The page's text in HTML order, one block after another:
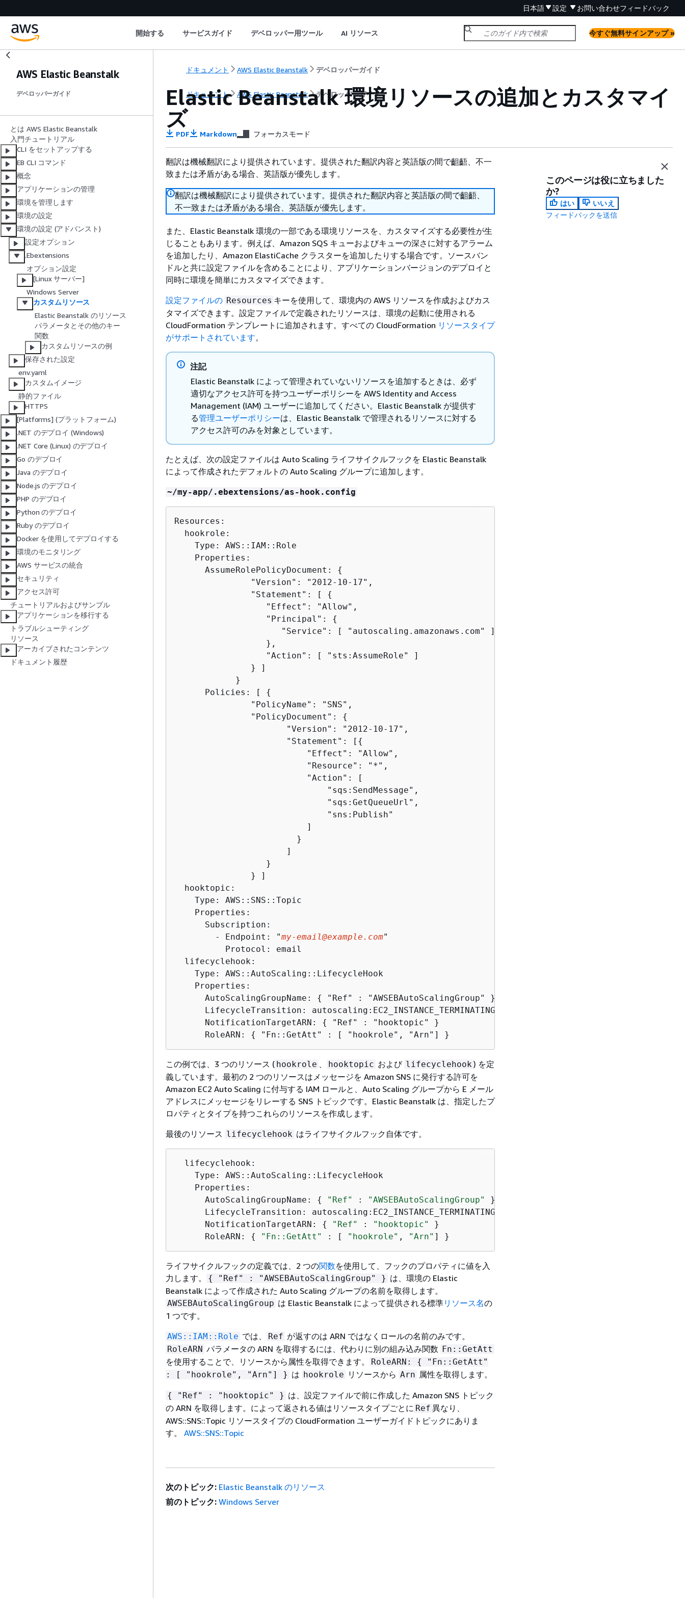
日本語 設定 お問い合わせフィードバック
開始する サービスガイド デベロッパー用ツール AI リソース 今すぐ無料サインアップ »
AWS Elastic Beanstalk
デベロッパーガイド
とは AWS Elastic Beanstalk
入門チュートリアル
CLI をセットアップする
EB CLI コマンド
概念
アプリケーションの管理
環境を管理します
環境の設定
環境の設定 (アドバンスト)
設定オプション
.Ebextensions
オプション設定
[Linux サーバー]
Windows Server
カスタムリソース
Elastic Beanstalk のリソース
パラメータとその他のキー
関数
カスタムリソースの例
保存された設定
env.yaml
カスタムイメージ
静的ファイル
HTTPS
[Platforms] (プラットフォーム)
.NET のデプロイ (Windows)
.NET Core (Linux) のデプロイ
Go のデプロイ
Java のデプロイ
Node.js のデプロイ
PHP のデプロイ
Python のデプロイ
Ruby のデプロイ
Docker を使用してデプロイする
環境のモニタリング
AWS サービスの統合
セキュリティ
アクセス許可
チュートリアルおよびサンプル
アプリケーションを移行する
トラブルシューティング
リソース
アーカイブされたコンテンツ
ドキュメント履歴
ドキュメント AWS Elastic Beanstalk デベロッパーガイド
ドキュメント AWS Elastic Beanstalk デベロッパーガイド
Elastic Beanstalk 環境リソースの追加とカスタマイ
ズ
PDF Markdown フォーカスモード
翻訳は機械翻訳により提供されています。提供された翻訳内容と英語版の間で齟齬、不一
致または矛盾がある場合、英語版が優先します。
翻訳は機械翻訳により提供されています。提供された翻訳内容と英語版の間で齟齬、
不一致または矛盾がある場合、英語版が優先します。
また、Elastic Beanstalk 環境の一部である環境リソースを、カスタマイズする必要性が生
じることもあります。例えば、Amazon SQS キューおよびキューの深さに対するアラーム
を追加したり、Amazon ElastiCache クラスターを追加したりする場合です。ソースバン
ドルと共に設定ファイルを含めることにより、アプリケーションバージョンのデプロイと
同時に環境を簡単にカスタマイズできます。
設定ファイルの Resources キーを使用して、環境内の AWS リソースを作成およびカス
タマイズできます。設定ファイルで定義されたリソースは、環境の起動に使用される
CloudFormation テンプレートに追加されます。すべての CloudFormation リソースタイプ
がサポートされています。
注記
Elastic Beanstalk によって管理されていないリソースを追加するときは、必ず
適切なアクセス許可を持つユーザーポリシーを AWS Identity and Access
Management (IAM) ユーザーに追加してください。Elastic Beanstalk が提供す
る管理ユーザーポリシーは、Elastic Beanstalk で管理されるリソースに対する
アクセス許可のみを対象としています。
たとえば、次の設定ファイルは Auto Scaling ライフサイクルフックを Elastic Beanstalk
によって作成されたデフォルトの Auto Scaling グループに追加します。
~/my-app/.ebextensions/as-hook.config
Resources:
  hookrole:
    Type: AWS::IAM::Role
    Properties:
      AssumeRolePolicyDocument:
{
               "Version": "2012-10-17",
               "Statement": [
{
                  "Effect": "Allow",
                  "Principal":
{
                     "Service": [ "autoscaling.amazonaws.com" ]
                  },
                  "Action": [ "sts:AssumeRole" ]
               } ]
            }
      Policies: [
{
               "PolicyName": "SNS",
               "PolicyDocument":
{
                      "Version": "2012-10-17",
                      "Statement": [
{
                          "Effect": "Allow",
                          "Resource": "*",
                          "Action": [
                              "sqs:SendMessage",
                              "sqs:GetQueueUrl",
                              "sns:Publish"
                          ]
                        }
                      ]
                  }
               } ]
  hooktopic:
    Type: AWS::SNS::Topic
    Properties:
      Subscription:
        - Endpoint: "
my-email@example.com"
          Protocol: email
  lifecyclehook:
    Type: AWS::AutoScaling::LifecycleHook
    Properties:
      AutoScalingGroupName:
{
"Ref" : "AWSEBAutoScalingGroup" }
      LifecycleTransition: autoscaling:EC2_INSTANCE_TERMINATING
      NotificationTargetARN:
{
"Ref" : "hooktopic" }
      RoleARN:
{ "Fn::GetAtt" : [ "hookrole", "Arn"] }
この例では、3 つのリソース ( hookrole 、 hooktopic および lifecyclehook) を定
義しています。最初の 2 つのリソースはメッセージを Amazon SNS に発行する許可を
Amazon EC2 Auto Scaling に付与する IAM ロールと、Auto Scaling グループから E メール
アドレスにメッセージをリレーする SNS トピックです。Elastic Beanstalk は、指定したプ
ロパティとタイプを持つこれらのリソースを作成します。
最後のリソース lifecyclehook はライフサイクルフック自体です。
  lifecyclehook:
    Type: AWS::AutoScaling::LifecycleHook
    Properties:
      AutoScalingGroupName:
{ "Ref" : "AWSEBAutoScalingGroup"
}
      LifecycleTransition: autoscaling:EC2_INSTANCE_TERMINATING
      NotificationTargetARN:
{ "Ref" : "hooktopic"
}
      RoleARN:
{ "Fn::GetAtt" : [ "hookrole" , "Arn" ] }
ライフサイクルフックの定義では、2 つの関数を使用して、フックのプロパティに値を入
力します。
{ "Ref" : "AWSEBAutoScalingGroup" } は、環境の Elastic
Beanstalk によって作成された Auto Scaling グループの名前を取得します。
AWSEBAutoScalingGroup は Elastic Beanstalk によって提供される標準リソース名の
1 つです。
AWS::IAM::Role では、 Ref が返すのは ARN ではなくロールの名前のみです。
RoleARN パラメータの ARN を取得するには、代わりに別の組み込み関数 Fn::GetAtt
を使用することで、リソースから属性を取得できます。 RoleARN: {
"Fn::GetAtt"
: [ "hookrole", "Arn"] } は hookrole リソースから Arn 属性を取得します。
{ "Ref" : "hooktopic" } は、設定ファイルで前に作成した Amazon SNS トピック
の ARN を取得します。によって返される値はリソースタイプごとに Ref 異なり、
AWS::SNS::Topic リソースタイプの CloudFormation ユーザーガイドトピックにありま
す。 AWS::SNS::Topic
このページは役に立ちました
か?
はい
いいえ
フィードバックを送信
次のトピック: Elastic Beanstalk のリソース
前のトピック: Windows Server